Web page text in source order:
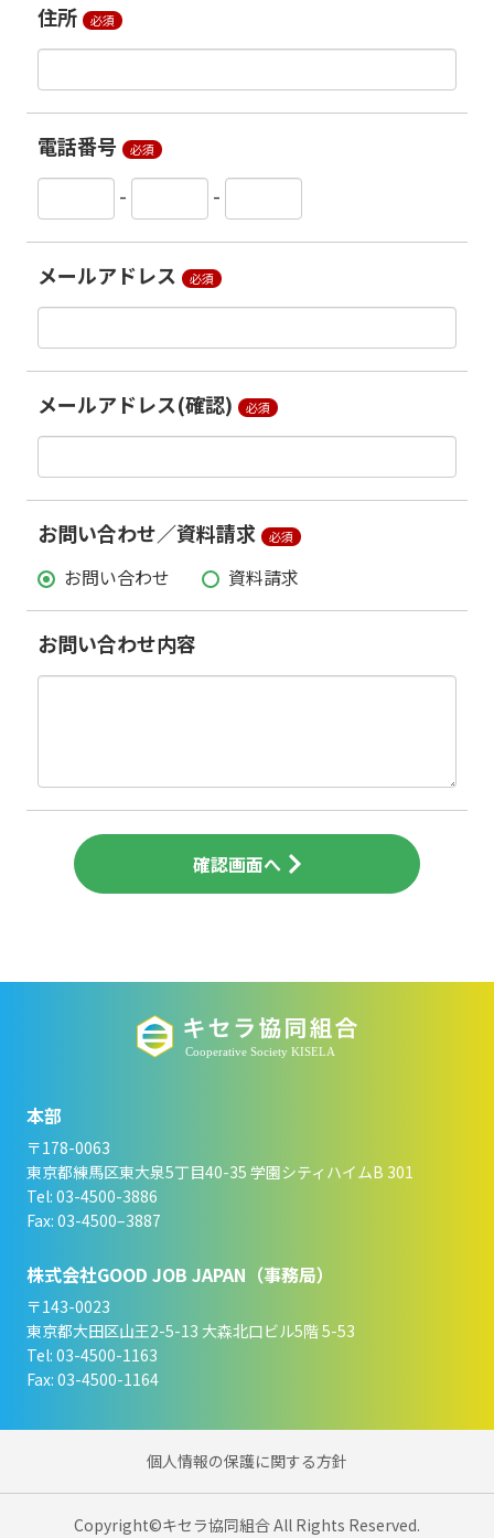
住所 必須
電話番号 必須
- -
メールアドレス 必須
メールアドレス(確認) 必須
お問い合わせ／資料請求 必須
お問い合わせ 資料請求
お問い合わせ内容
確認画面へ
本部
〒178-0063
東京都練馬区東大泉5丁目40-35 学園シティハイムB 301
Tel: 03-4500-3886
Fax: 03-4500–3887
株式会社GOOD JOB JAPAN（事務局）
〒143-0023
東京都大田区山王2-5-13 大森北口ビル5階 5-53
Tel: 03-4500-1163
Fax: 03-4500-1164
個人情報の保護に関する方針
Copyright©キセラ協同組合 All Rights Reserved.